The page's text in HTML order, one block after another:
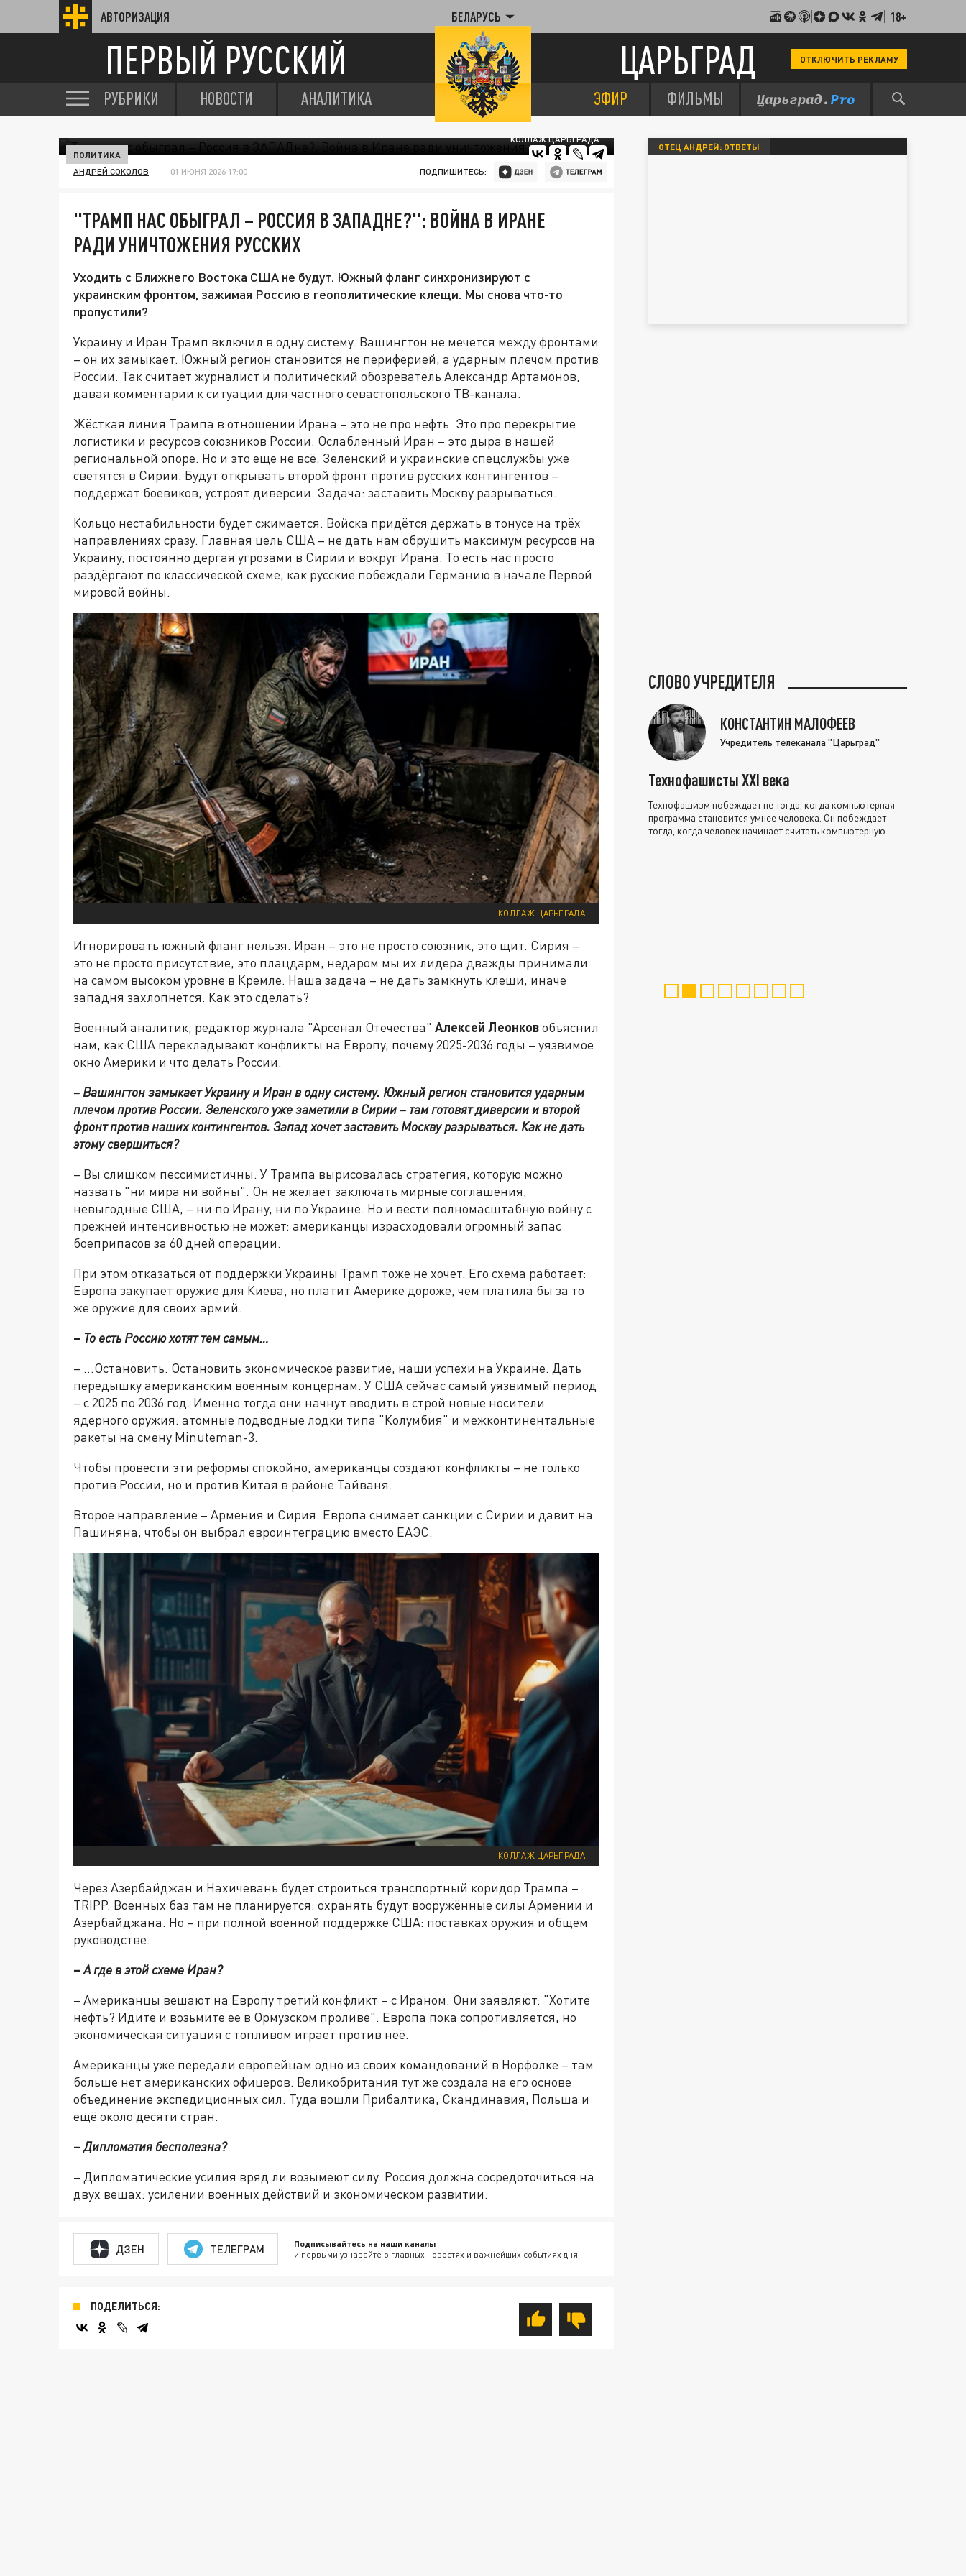
АВТОРИЗАЦИЯ БЕЛАРУСЬ 18+
ПЕРВЫЙ РУССКИЙ ЦАРЬГРАД ОТКЛЮЧИТЬ РЕКЛАМУ
РУБРИКИ НОВОСТИ АНАЛИТИКА ЭФИР ФИЛЬМЫ
КОЛЛАЖ ЦАРЬГРАДА
ПОЛИТИКА
АНДРЕЙ СОКОЛОВ 01 ИЮНЯ 2026 17:00 ПОДПИШИТЕСЬ:
"ТРАМП НАС ОБЫГРАЛ – РОССИЯ В ЗАПАДНЕ?": ВОЙНА В ИРАНЕ
РАДИ УНИЧТОЖЕНИЯ РУССКИХ
Уходить с Ближнего Востока США не будут. Южный фланг синхронизируют с
украинским фронтом, зажимая Россию в геополитические клещи. Мы снова что-то
пропустили?
Украину и Иран Трамп включил в одну систему. Вашингтон не мечется между фронтами
– он их замыкает. Южный регион становится не периферией, а ударным плечом против
России. Так считает журналист и политический обозреватель Александр Артамонов,
давая комментарии к ситуации для частного севастопольского ТВ-канала.
Жёсткая линия Трампа в отношении Ирана – это не про нефть. Это про перекрытие
логистики и ресурсов союзников России. Ослабленный Иран – это дыра в нашей
региональной опоре. Но и это ещё не всё. Зеленский и украинские спецслужбы уже
светятся в Сирии. Будут открывать второй фронт против русских контингентов –
поддержат боевиков, устроят диверсии. Задача: заставить Москву разрываться.
Кольцо нестабильности будет сжимается. Войска придётся держать в тонусе на трёх
направлениях сразу. Главная цель США – не дать нам обрушить максимум ресурсов на
Украину, постоянно дёргая угрозами в Сирии и вокруг Ирана. То есть нас просто
раздёргают по классической схеме, как русские побеждали Германию в начале Первой
мировой войны.
КОЛЛАЖ ЦАРЬГРАДА
Игнорировать южный фланг нельзя. Иран – это не просто союзник, это щит. Сирия –
это не просто присутствие, это плацдарм, недаром мы их лидера дважды принимали
на самом высоком уровне в Кремле. Наша задача – не дать замкнуть клещи, иначе
западня захлопнется. Как это сделать?
Военный аналитик, редактор журнала "Арсенал Отечества" Алексей Леонковобъяснил
нам, как США перекладывают конфликты на Европу, почему 2025-2036 годы – уязвимое
окно Америки и что делать России.
– Вашингтон замыкает Украину и Иран в одну систему. Южный регион становится ударным
плечом против России. Зеленского уже заметили в Сирии – там готовят диверсии и второй
фронт против наших контингентов. Запад хочет заставить Москву разрываться. Как не дать
этому свершиться?
– Вы слишком пессимистичны. У Трампа вырисовалась стратегия, которую можно
назвать "ни мира ни войны". Он не желает заключать мирные соглашения,
невыгодные США, – ни по Ирану, ни по Украине. Но и вести полномасштабную войну с
прежней интенсивностью не может: американцы израсходовали огромный запас
боеприпасов за 60 дней операции.
При этом отказаться от поддержки Украины Трамп тоже не хочет. Его схема работает:
Европа закупает оружие для Киева, но платит Америке дороже, чем платила бы за то
же оружие для своих армий.
– То есть Россию хотят тем самым…
– …Остановить. Остановить экономическое развитие, наши успехи на Украине. Дать
передышку американским военным концернам. У США сейчас самый уязвимый период
– с 2025 по 2036 год. Именно тогда они начнут вводить в строй новые носители
ядерного оружия: атомные подводные лодки типа "Колумбия" и межконтинентальные
ракеты на смену Minuteman-3.
Чтобы провести эти реформы спокойно, американцы создают конфликты – не только
против России, но и против Китая в районе Тайваня.
Второе направление – Армения и Сирия. Европа снимает санкции с Сирии и давит на
Пашиняна, чтобы он выбрал евроинтеграцию вместо ЕАЭС.
КОЛЛАЖ ЦАРЬГРАДА
Через Азербайджан и Нахичевань будет строиться транспортный коридор Трампа –
TRIPP. Военных баз там не планируется: охранять будут вооружённые силы Армении и
Азербайджана. Но – при полной военной поддержке США: поставках оружия и общем
руководстве.
–А где в этой схеме Иран?
– Американцы вешают на Европу третий конфликт – с Ираном. Они заявляют: "Хотите
нефть? Идите и возьмите её в Ормузском проливе". Европа пока сопротивляется, но
экономическая ситуация с топливом играет против неё.
Американцы уже передали европейцам одно из своих командований в Норфолке – там
больше нет американских офицеров. Великобритания тут же создала на его основе
объединение экспедиционных сил. Туда вошли Прибалтика, Скандинавия, Польша и
ещё около десяти стран.
–Дипломатия бесполезна?
– Дипломатические усилия вряд ли возымеют силу. Россия должна сосредоточиться на
двух вещах: усилении военных действий и экономическом развитии.
ДЗЕН ТЕЛЕГРАМ Подписывайтесь на наши каналы
и первыми узнавайте о главных новостях и важнейших событиях дня.
ПОДЕЛИТЬСЯ:
ОТЕЦ АНДРЕЙ: ОТВЕТЫ
СЛОВО УЧРЕДИТЕЛЯ
КОНСТАНТИН МАЛОФЕЕВ
Учредитель телеканала "Царьград"
Технофашисты XXI века
Технофашизм побеждает не тогда, когда компьютерная
программа становится умнее человека. Он побеждает
тогда, когда человек начинает считать компьютерную